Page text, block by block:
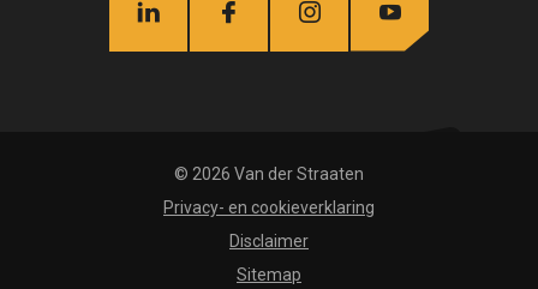
© 2026 Van der Straaten
Privacy- en cookieverklaring
Disclaimer
Sitemap